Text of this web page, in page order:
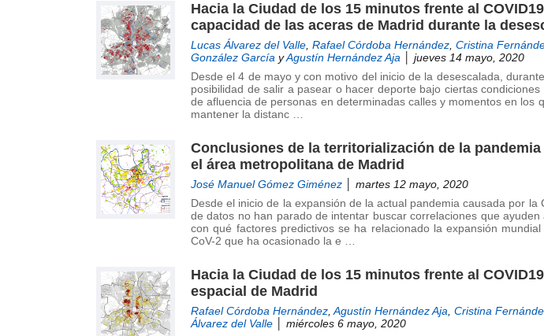
Hacia la Ciudad de los 15 minutos frente al
capacidad de las aceras de Madrid durante la
Lucas Álvarez del Valle, Rafael Córdoba Hernández, Cristina
González García yAgustín Hernández Aja │ jueves 14 mayo, 2020
Desde el 4 de mayo y con motivo del inicio de la desescalada,
posibilidad de salir a pasear o hacer deporte bajo ciertas
de afluencia de personas en determinadas calles y momentos en los
mantener la distanc …
Conclusiones de la territorialización de la pandemia
el área metropolitana de Madrid
José Manuel Gómez Giménez │ martes 12 mayo, 2020
Desde el inicio de la expansión de la actual pandemia causada por la
de datos no han parado de intentar buscar correlaciones que
con qué factores predictivos se ha relacionado la expansión
CoV-2 que ha ocasionado la e …
Hacia la Ciudad de los 15 minutos frente al
espacial de Madrid
Rafael Córdoba Hernández,Agustín Hernández Aja, Cristina
Álvarez del Valle │ miércoles 6 mayo, 2020